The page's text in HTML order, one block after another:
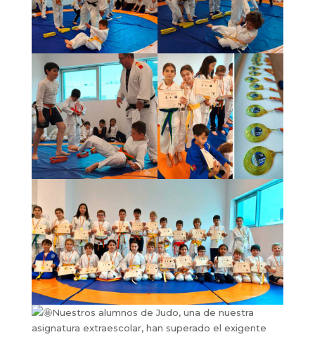
Nuestros alumnos de Judo, una de nuestra
asignatura extraescolar, han superado el exigente